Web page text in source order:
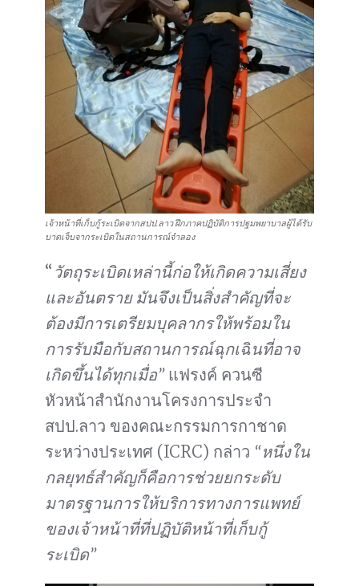
เจ้าหน้าที่เก็บกู้ระเบิดจากสปป.ลาว ฝึกภาคปฏิบัติการปฐมพยาบาลผู้ได้รับ
บาดเจ็บจากระเบิดในสถานการณ์จำลอง
“ วัตถุระเบิดเหล่านี้ก่อให้เกิดความเสี่ยง
และอันตราย มันจึงเป็นสิ่งสำคัญที่จะ
ต้องมีการเตรียมบุคลากรให้พร้อมใน
การรับมือกับสถานการณ์ฉุกเฉินที่อาจ
เกิดขึ้นได้ทุกเมื่อ”แฟรงค์ ควนซี
หัวหน้าสำนักงานโครงการประจำ
สปป.ลาว ของคณะกรรมการกาชาด
ระหว่างประเทศ (ICRC) กล่าว “หนึ่งใน
กลยุทธ์สำคัญก็คือการช่วยยกระดับ
มาตรฐานการให้บริการทางการแพทย์
ของเจ้าหน้าที่ที่ปฏิบัติหน้าที่เก็บกู้
ระเบิด”